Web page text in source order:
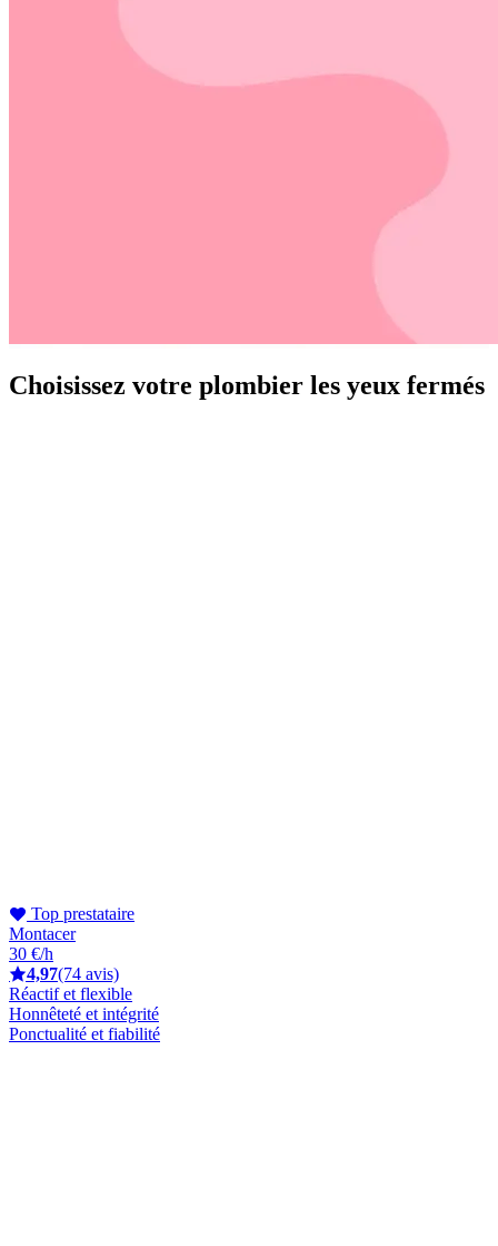
Choisissez votre plombier les yeux fermés
Top prestataire
Montacer
30 €/h
4,97(74 avis)
Réactif et flexible
Honnêteté et intégrité
Ponctualité et fiabilité